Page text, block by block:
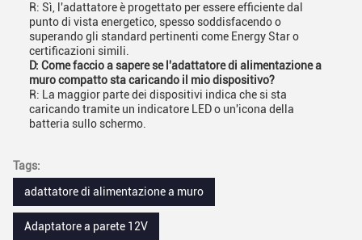
R: Sì, l'adattatore è progettato per essere efficiente dal
punto di vista energetico, spesso soddisfacendo o
superando gli standard pertinenti come Energy Star o
certificazioni simili.
D: Come faccio a sapere se l'adattatore di alimentazione a
muro compatto sta caricando il mio dispositivo?
R: La maggior parte dei dispositivi indica che si sta
caricando tramite un indicatore LED o un'icona della
batteria sullo schermo.
Tags:
adattatore di alimentazione a muro
Adaptatore a parete 12V